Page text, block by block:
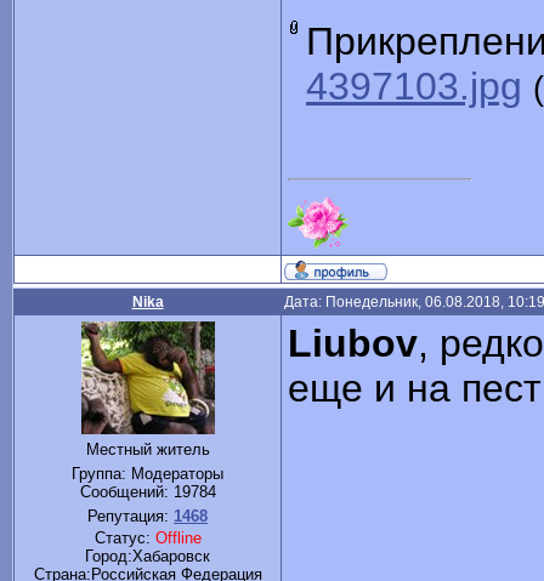
4397103.jpg
Nika Дата: Понедельник, 06.08.2018,
Местный житель
Группа: Модераторы
Сообщений: 19784
Репутация: 1468
Статус: Offline
Город:Хабаровск
Cтрана:Российская Федерация
Liubov,
еще и на